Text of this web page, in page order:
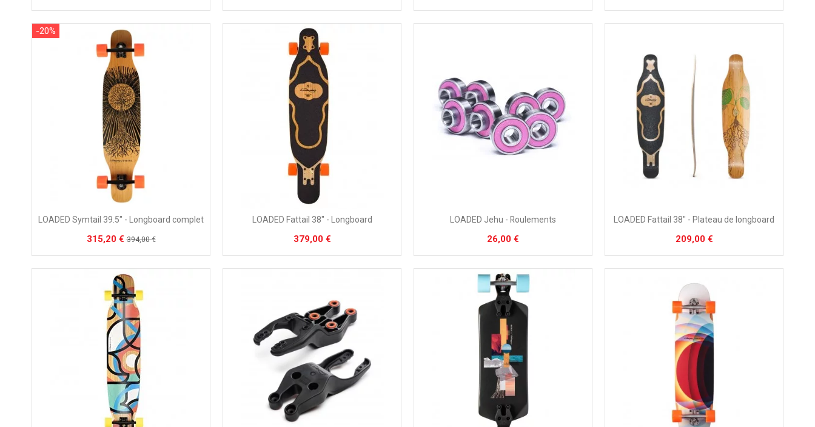
-20%
LOADED Symtail 39.5" - Longboard complet
315,20 € 394,00 €
LOADED Fattail 38" - Longboard
379,00 €
LOADED Jehu - Roulements
26,00 €
LOADED Fattail 38" - Plateau de longboard
209,00 €